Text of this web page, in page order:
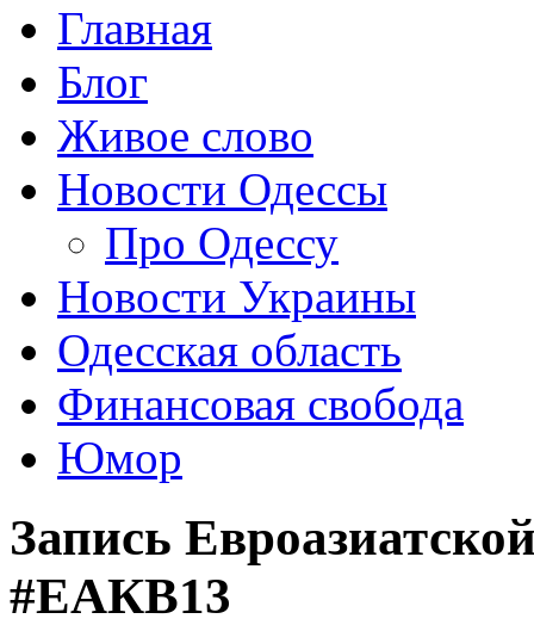
Главная
Блог
Живое слово
Новости Одессы
Про Одессу
Новости Украины
Одесская область
Финансовая свобода
Юмор
Запись
#ЕАКВ13